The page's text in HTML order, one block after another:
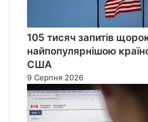
105 тисяч запитів
найпопулярнішою
США
9 Серпня 2026